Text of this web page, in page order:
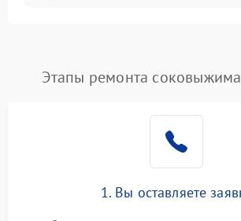
Этапы ремонта
1. Вы оставляете